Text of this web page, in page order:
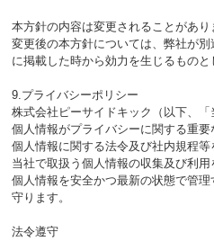
本方針の内容は変更されることがあり
変更後の本方針については、弊社が
に掲載した時から効力を生じるものと
9.プライバシーポリシー
株式会社ピーサイドキック（以下、
個人情報がプライバシーに関する重要
個人情報に関する法令及び社内規程等
当社で取扱う個人情報の収集及び利用
個人情報を安全かつ最新の状態で管
守ります。
法令遵守